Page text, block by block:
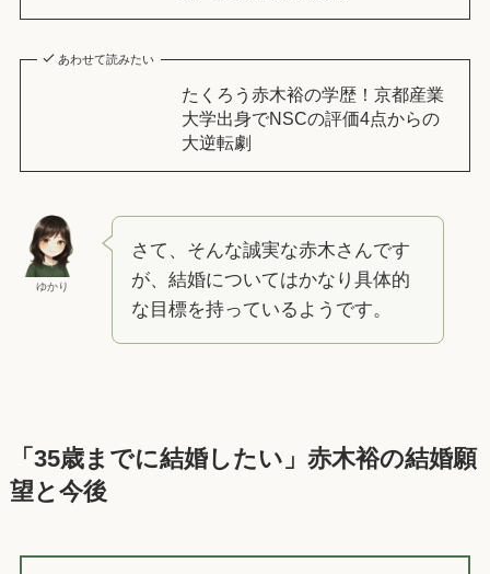
あわせて読みたい
たくろう赤木裕の学歴！京都産業
大学出身でNSCの評価4点からの
大逆転劇
ゆかり
さて、そんな誠実な赤木さんです
が、結婚についてはかなり具体的
な目標を持っているようです。
「35歳までに結婚したい」赤木裕の結婚願
望と今後